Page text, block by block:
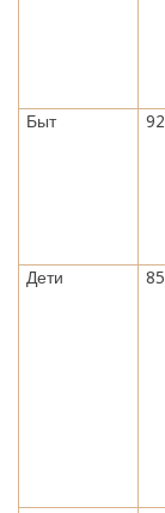
Быт
92
Дети
85